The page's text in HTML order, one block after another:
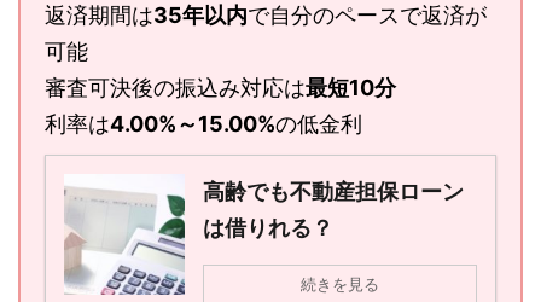
返済期間は35年以内で自分のペースで返済が
可能
審査可決後の振込み対応は最短10分
利率は4.00%～15.00%の低金利
高齢でも不動産担保ローン
は借りれる？
続きを見る